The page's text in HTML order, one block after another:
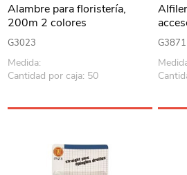
Alambre para floristería,
200m 2 colores
G3023
Medida:
Cantidad por caja: 50
blister
G3871